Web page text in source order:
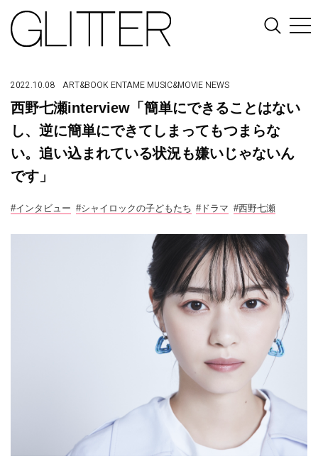
2022.10.08 ART&BOOK ENTAME MUSIC&MOVIE NEWS
西野七瀬interview「簡単にできることはない
し、逆に簡単にできてしまってもつまらな
い。追い込まれている状況も嫌いじゃないん
です」
#インタビュー #シャイロックの子どもたち #ドラマ #西野七瀬